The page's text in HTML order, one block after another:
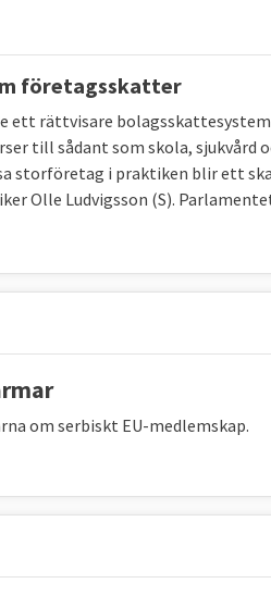
företagsskatter
ett rättvisare bolagsskattesystem
till sådant som skola, sjukvård
storföretag i praktiken blir ett
Olle Ludvigsson (S).
om serbiskt EU-medlemskap.